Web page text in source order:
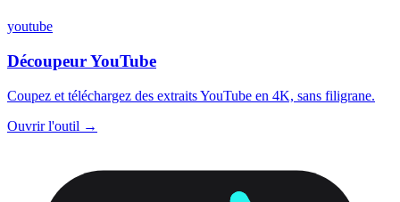
youtube
Découpeur YouTube
Coupez et téléchargez des extraits YouTube en 4K, sans filigrane.
Ouvrir l'outil →